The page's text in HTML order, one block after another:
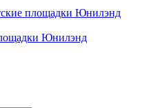
площадки Юнилэнд
Юнилэнд